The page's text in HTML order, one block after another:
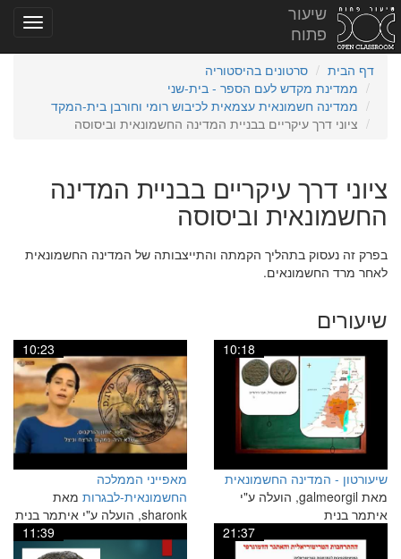
שיעור
פתוח
דף הבית
סרטונים בהיסטוריה
ממדינת מקדש לעם הספר - בית-שני
ממדינה חשמונאית עצמאית לכיבוש רומי וחורבן בית-המקד
ציוני דרך עיקריים בבניית המדינה החשמונאית וביסוסה
ציוני דרך עיקריים בבניית המדינה
החשמונאית וביסוסה
בפרק זה נעסוק בתהליך הקמתה והתייצבותה של המדינה החשמונאית
לאחר מרד החשמונאים.
שיעורים
10:18
שיעורטון - המדינה החשמונאית
מאת galmeorgil, הועלה ע"י
איתמר בנית
10:23
מאפייני הממלכה
החשמונאית-לבגרות מאת
sharonk, הועלה ע"י איתמר בנית
21:37
11:39